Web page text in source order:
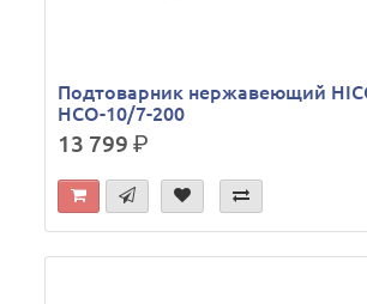
Подтоварник нержавеющий
НСО-10/7-200
13 799р.